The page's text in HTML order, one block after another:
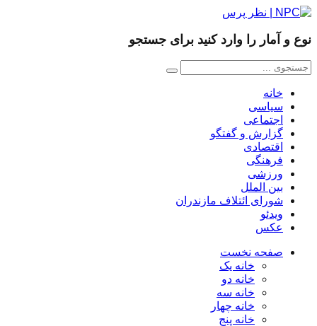
نوع و آمار را وارد کنید برای جستجو
خانه
سیاسی
اجتماعی
گزارش و گفتگو
اقتصادی
فرهنگی
ورزشی
بین الملل
شورای ائتلاف مازندران
ویدئو
عکس
صفحه نخست
خانه یک
خانه دو
خانه سه
خانه چهار
خانه پنج